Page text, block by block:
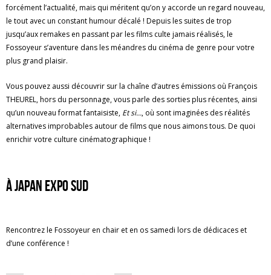
forcément l’actualité, mais qui méritent qu’on y accorde un regard nouveau,
le tout avec un constant humour décalé ! Depuis les suites de trop
jusqu’aux remakes en passant par les films culte jamais réalisés, le
Fossoyeur s’aventure dans les méandres du cinéma de genre pour votre
plus grand plaisir.
Vous pouvez aussi découvrir sur la chaîne d’autres émissions où François
THEUREL, hors du personnage, vous parle des sorties plus récentes, ainsi
qu’un nouveau format fantaisiste, Et si…, où sont imaginées des réalités
alternatives improbables autour de films que nous aimons tous. De quoi
enrichir votre culture cinématographique !
À Japan Expo Sud
Rencontrez le Fossoyeur en chair et en os samedi lors de dédicaces et
d’une conférence !